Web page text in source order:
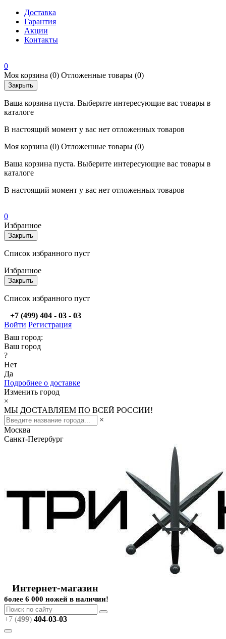
Доставка
Гарантия
Акции
Контакты
0
Моя корзина (0) Отложенные товары (0)
Закрыть
Ваша корзина пуста. Выберите интересующие вас товары в
каталоге
В настоящий момент у вас нет отложенных товаров
Моя корзина (0) Отложенные товары (0)
Ваша корзина пуста. Выберите интересующие вас товары в
каталоге
В настоящий момент у вас нет отложенных товаров
0
Избранное
Закрыть
Список избранного пуст
Избранное
Закрыть
Список избранного пуст
+7 (499) 404 - 03 - 03
Войти Регистрация
Ваш город:
Ваш город
?
Нет
Да
Подробнее о доставке
Изменить город
×
МЫ ДОСТАВЛЯЕМ ПО ВСЕЙ РОССИИ!
×
Москва
Санкт-Петербург
Интернет-магазин
более 6 000 ножей в наличии!
+7 (499) 404-03-03